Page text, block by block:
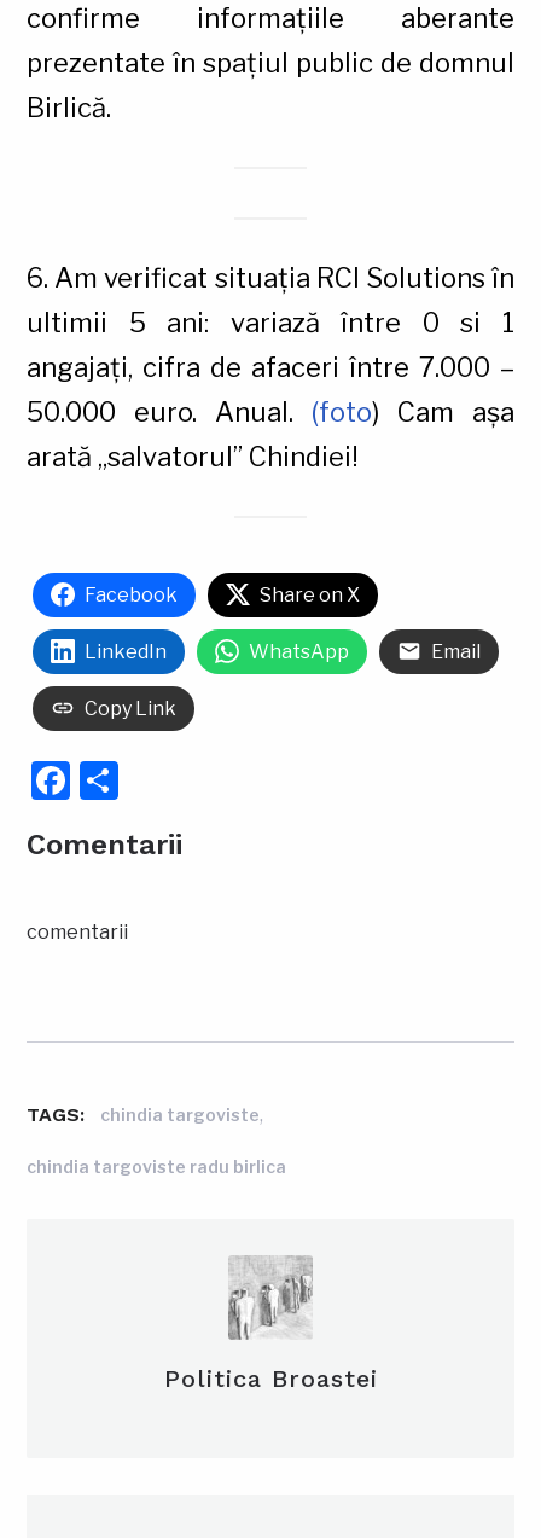
confirme informațiile aberante
prezentate în spațiul public de domnul
Birlică.
6. Am verificat situația RCI Solutions în
ultimii 5 ani: variază între 0 si 1
angajați, cifra de afaceri între 7.000 –
50.000 euro. Anual. (foto) Cam așa
arată „salvatorul” Chindiei!
Facebook Share on X
LinkedIn WhatsApp Email
Copy Link
Facebook
Comentarii
comentarii
TAGS: chindia targoviste,
chindia targoviste radu birlica
Politica Broastei